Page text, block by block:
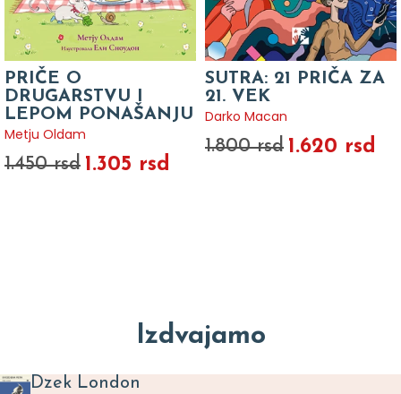
PRIČE O
DRUGARSTVU I
LEPOM PONAŠANJU
Metju Oldam
1.450 rsd 1.305 rsd
SUTRA: 21 PRIČA ZA
21. VEK
Darko Macan
1.800 rsd 1.620 rsd
Izdvajamo
Dzek London